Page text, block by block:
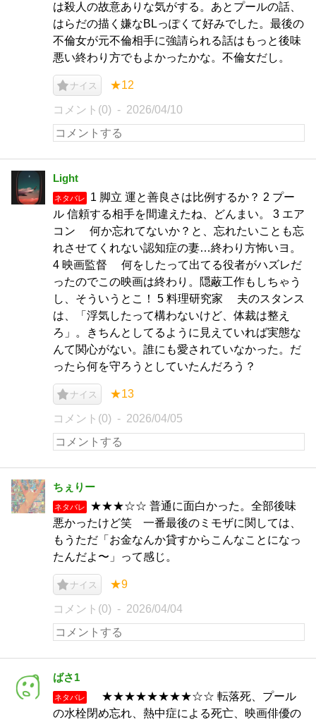
は殺人の故意ありな気がする。あとプールの話、
はらだの描く嫌なBLっぽくて好みでした。最後の
不倫女が元不倫相手に強請られる話はもっと後味
悪い終わり方でもよかったかな。不倫女だし。
ナイス ★12
コメント(0) 2026/04/10
Light
ネタバレ
1 脚立 運と善良さは比例するか？ 2 プー
ル 信頼する相手を間違えたね、どんまい。 3 エア
コン 何か忘れてないか？と、忘れたいことも忘
れさせてくれない認知症の妻…終わり方怖いヨ。
4 映画監督 何をしたって出てる役者がハズレだ
ったのでこの映画は終わり。隠蔽工作もしちゃう
し、そういうとこ！ 5 料理研究家 夫のスタンス
は、「浮気したって構わないけど、体裁は整え
ろ」。きちんとしてるように見えていれば実態な
んて関心がない。誰にも愛されていなかった。だ
ったら何を守ろうとしていたんだろう？
ナイス ★13
コメント(0) 2026/04/05
ちぇりー
ネタバレ
★★★☆☆ 普通に面白かった。全部後味
悪かったけど笑 一番最後のミモザに関しては、
もうただ「お金なんか貸すからこんなことになっ
たんだよ〜」って感じ。
ナイス ★9
コメント(0) 2026/04/04
ばさ1
ネタバレ
★★★★★★★★☆☆ 転落死、プール
の水栓閉め忘れ、熱中症による死亡、映画俳優の